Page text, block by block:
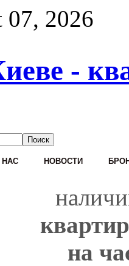
07, 2026
-
НАС НОВОСТИ
на